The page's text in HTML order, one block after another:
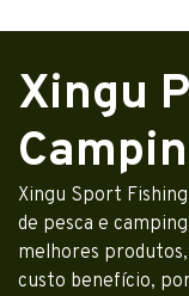
Xingu
Xingu Sport
de pesca e
melhores
custo benefício,